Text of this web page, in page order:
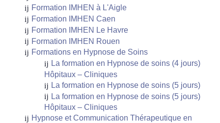
Formation IMHEN à L'Aigle
Formation IMHEN Caen
Formation IMHEN Le Havre
Formation IMHEN Rouen
Formations en Hypnose de Soins
La formation en Hypnose de soins (4 jours)
Hôpitaux – Cliniques
La formation en Hypnose de soins (5 jours)
La formation en Hypnose de soins (5 jours)
Hôpitaux – Cliniques
Hypnose et Communication Thérapeutique en